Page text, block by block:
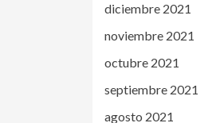
diciembre 2021
noviembre 2021
octubre 2021
septiembre 2021
agosto 2021